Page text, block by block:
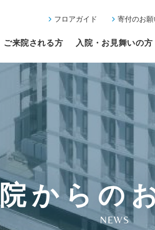
フロアガイド 寄付のお願
ご来院される方 入院・お見舞いの方
からの
NEWS